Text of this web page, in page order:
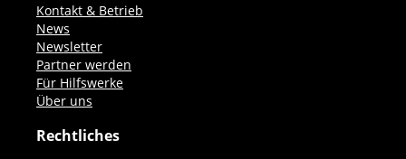
Kontakt & Betrieb
News
Newsletter
Partner werden
Für Hilfswerke
Über uns
Rechtliches